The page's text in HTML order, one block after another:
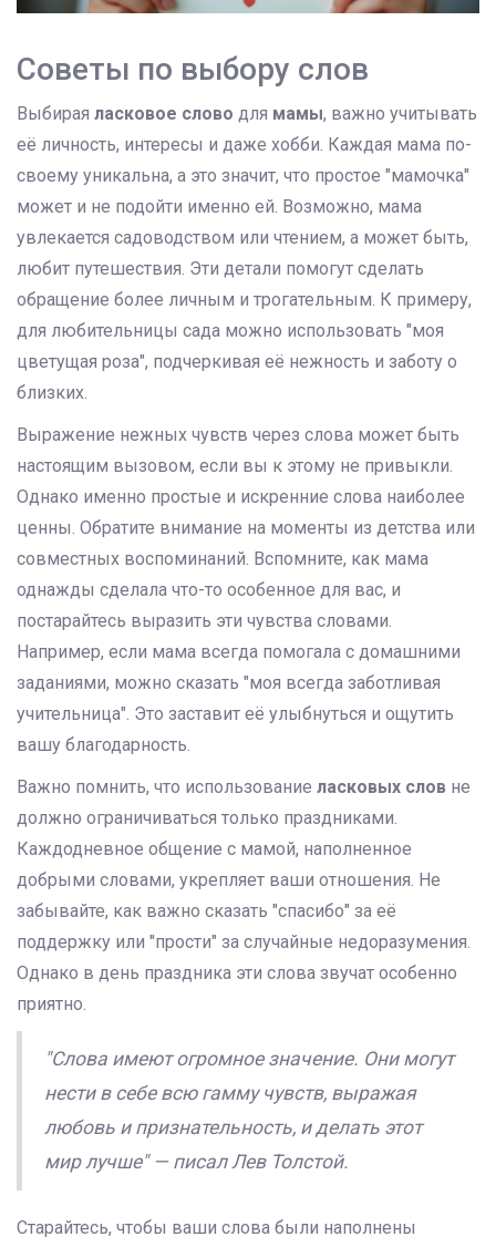
Советы по выбору слов
Выбирая ласковое слово для мамы, важно учитывать
её личность, интересы и даже хобби. Каждая мама по-
своему уникальна, а это значит, что простое "мамочка"
может и не подойти именно ей. Возможно, мама
увлекается садоводством или чтением, а может быть,
любит путешествия. Эти детали помогут сделать
обращение более личным и трогательным. К примеру,
для любительницы сада можно использовать "моя
цветущая роза", подчеркивая её нежность и заботу о
близких.
Выражение нежных чувств через слова может быть
настоящим вызовом, если вы к этому не привыкли.
Однако именно простые и искренние слова наиболее
ценны. Обратите внимание на моменты из детства или
совместных воспоминаний. Вспомните, как мама
однажды сделала что-то особенное для вас, и
постарайтесь выразить эти чувства словами.
Например, если мама всегда помогала с домашними
заданиями, можно сказать "моя всегда заботливая
учительница". Это заставит её улыбнуться и ощутить
вашу благодарность.
Важно помнить, что использование ласковых слов не
должно ограничиваться только праздниками.
Каждодневное общение с мамой, наполненное
добрыми словами, укрепляет ваши отношения. Не
забывайте, как важно сказать "спасибо" за её
поддержку или "прости" за случайные недоразумения.
Однако в день праздника эти слова звучат особенно
приятно.
"Слова имеют огромное значение. Они могут
нести в себе всю гамму чувств, выражая
любовь и признательность, и делать этот
мир лучше" — писал Лев Толстой.
Старайтесь, чтобы ваши слова были наполнены